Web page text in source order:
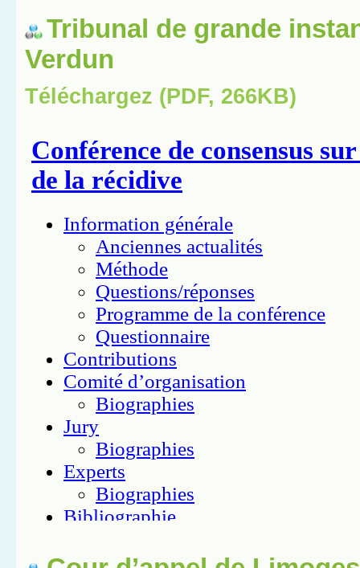
Tribunal de grande
Verdun
Téléchargez (PDF, 266KB)